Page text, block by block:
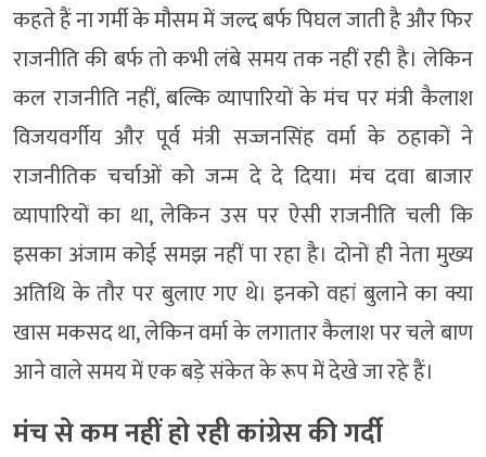
कहते हैं ना गर्मी के मौसम में जल्द बर्फ पिघल जाती है और फिर
राजनीति की बर्फ तो कभी लंबे समय तक नहीं रही है। लेकिन
कल राजनीति नहीं, बल्कि व्यापारियों के मंच पर मंत्री कैलाश
विजयवर्गीय और पूर्व मंत्री सज्जनसिंह वर्मा के ठहाकों ने
राजनीतिक चर्चाओं को जन्म दे दे दिया। मंच दवा बाजार
व्यापारियों का था, लेकिन उस पर ऐसी राजनीति चली कि
इसका अंजाम कोई समझ नहीं पा रहा है। दोनों ही नेता मुख्य
अतिथि के तौर पर बुलाए गए थे। इनको वहां बुलाने का क्या
खास मकसद था, लेकिन वर्मा के लगातार कैलाश पर चले बाण
आने वाले समय में एक बड़े संकेत के रूप में देखे जा रहे हैं।
मंच से कम नहीं हो रही कांग्रेस की गर्दी